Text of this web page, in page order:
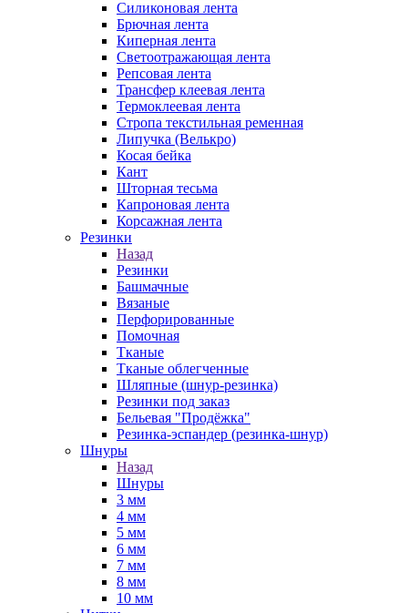
Силиконовая лента
Брючная лента
Киперная лента
Светоотражающая лента
Репсовая лента
Трансфер клеевая лента
Термоклеевая лента
Стропа текстильная ременная
Липучка (Велькро)
Косая бейка
Кант
Шторная тесьма
Капроновая лента
Корсажная лента
Резинки
Назад
Резинки
Башмачные
Вязаные
Перфорированные
Помочная
Тканые
Тканые облегченные
Шляпные (шнур-резинка)
Резинки под заказ
Бельевая "Продёжка"
Резинка-эспандер (резинка-шнур)
Шнуры
Назад
Шнуры
3 мм
4 мм
5 мм
6 мм
7 мм
8 мм
10 мм